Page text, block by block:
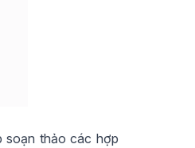
soạn thảo các hợp